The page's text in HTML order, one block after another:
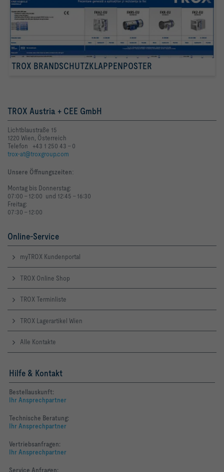
TROX BRANDSCHUTZKLAPPENPOSTER
TROX Austria + CEE GmbH
Lichtblaustraße 15
1220 Wien, Österreich
Telefon +43 1 250 43 - 0
trox-at@troxgroup.com
Unsere Öffnungszeiten:
Montag bis Donnerstag:
07:00 - 12:00 und 12:45 - 16:30
Freitag:
07:30 - 12:00
Online-Service
myTROX Kundenportal
TROX Online Shop
TROX Terminliste
TROX Lagerartikel Wien
Alle Kontakte
Hilfe & Kontakt
Bestellauskunft:
Ihr Ansprechpartner
Technische Beratung:
Ihr Ansprechpartner
Vertriebsanfragen:
Ihr Ansprechpartner
Service Anfragen: